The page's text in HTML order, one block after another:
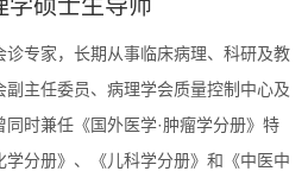
学硕士生导师
专家，长期从事临床病理、科研及教
主任委员、病理学会质量控制中心及
时兼任《国外医学·肿瘤学分册》特
分册》、《儿科学分册》和《中医中